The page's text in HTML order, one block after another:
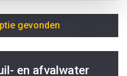
gevonden
en afvalwater